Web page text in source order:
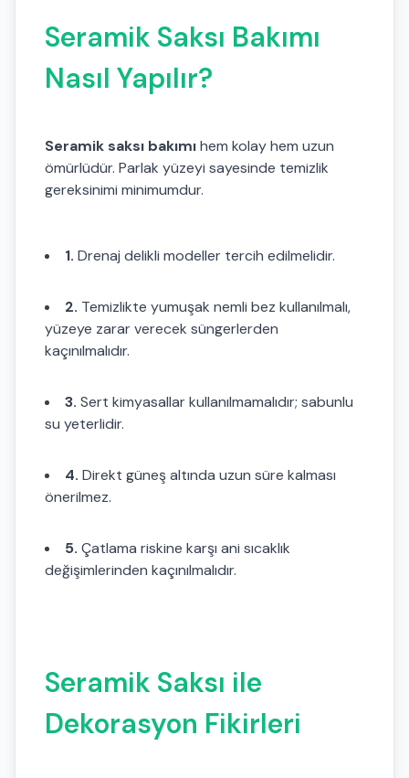
Seramik Saksı Bakımı
Nasıl Yapılır?
Seramik saksı bakımıhem kolay hem uzun
ömürlüdür. Parlak yüzeyi sayesinde temizlik
gereksinimi minimumdur.
1. Drenaj delikli modeller tercih edilmelidir.
2. Temizlikte yumuşak nemli bez kullanılmalı,
yüzeye zarar verecek süngerlerden
kaçınılmalıdır.
3. Sert kimyasallar kullanılmamalıdır; sabunlu
su yeterlidir.
4. Direkt güneş altında uzun süre kalması
önerilmez.
5. Çatlama riskine karşı ani sıcaklık
değişimlerinden kaçınılmalıdır.
Seramik Saksı ile
Dekorasyon Fikirleri